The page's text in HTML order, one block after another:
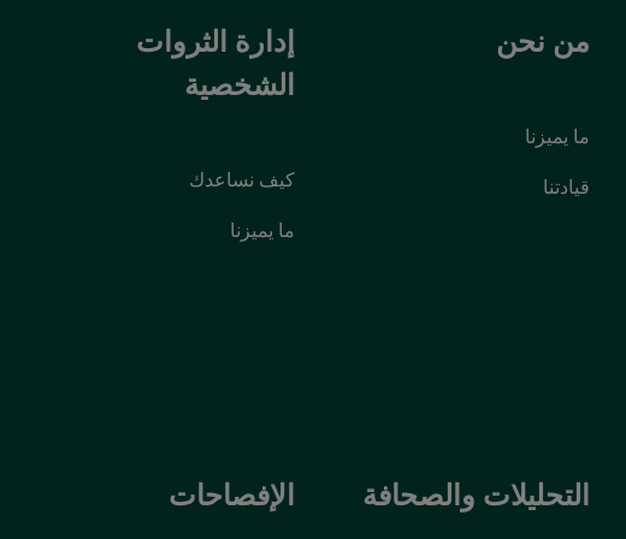
من نحن
ما يميزنا
قيادتنا
إدارة الثروات
الشخصية
كيف نساعدك
ما يميزنا
التحليلات والصحافة الإفصاحات